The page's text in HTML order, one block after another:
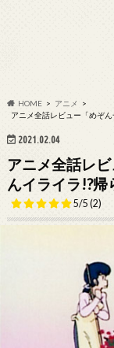
HOME
アニメ
アニメ全話レビュー「めぞ
2021.02.04
アニメ全話レ
んイライラ!?帰
5/5 (2)